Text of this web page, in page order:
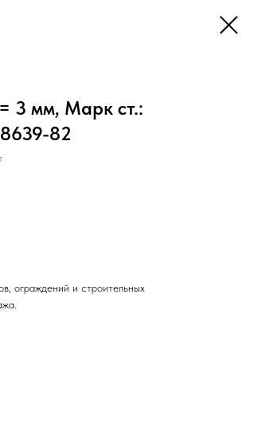
3 мм, Марк ст.:
82
ограждений и строительных